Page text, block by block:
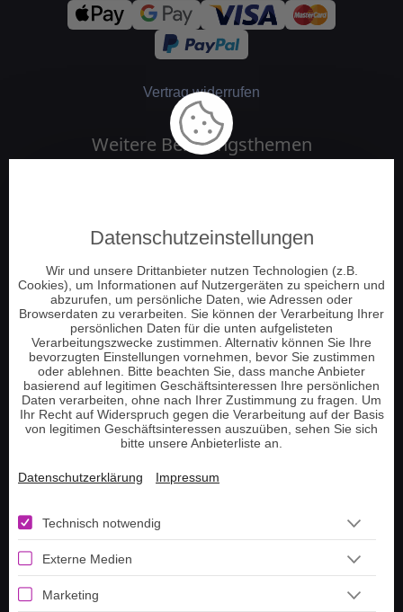
Vertrag widerrufen
Weitere Beratungsthemen
Jenseitskontakt
Schamanische Beratung
Numerologie
Tierkommunikation
Energie und Chakrenarbeit
Pendeln und Tensoren
Hellsehen am Telefon
Tarot Kartenlegen
Lenormand Kartenlegen
Telefonnummer aufladen
Datenschutzeinstellungen
Wir und unsere Drittanbieter nutzen Technologien (z.B.
Cookies), um Informationen auf Nutzergeräten zu speichern und
abzurufen, um persönliche Daten, wie Adressen oder
Browserdaten zu verarbeiten. Sie können der Verarbeitung Ihrer
persönlichen Daten für die unten aufgelisteten
Verarbeitungszwecke zustimmen. Alternativ können Sie Ihre
bevorzugten Einstellungen vornehmen, bevor Sie zustimmen
oder ablehnen. Bitte beachten Sie, dass manche Anbieter
basierend auf legitimen Geschäftsinteressen Ihre persönlichen
Daten verarbeiten, ohne nach Ihrer Zustimmung zu fragen. Um
Ihr Recht auf Widerspruch gegen die Verarbeitung auf der Basis
von legitimen Geschäftsinteressen auszuüben, sehen Sie sich
bitte unsere Anbieterliste an.
Datenschutzerklärung Impressum
Technisch notwendig
Externe Medien
Marketing